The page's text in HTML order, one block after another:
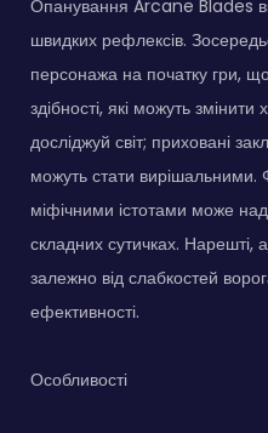
Опанування Arcane Blades
швидких рефлексів.
персонажа на початку гри,
здібності, які можуть
досліджуй світ; приховані
можуть стати вирішальними.
міфічними істотами може
складних сутичках. Нарешті,
залежно від слабкостей
ефективності.
Особливості